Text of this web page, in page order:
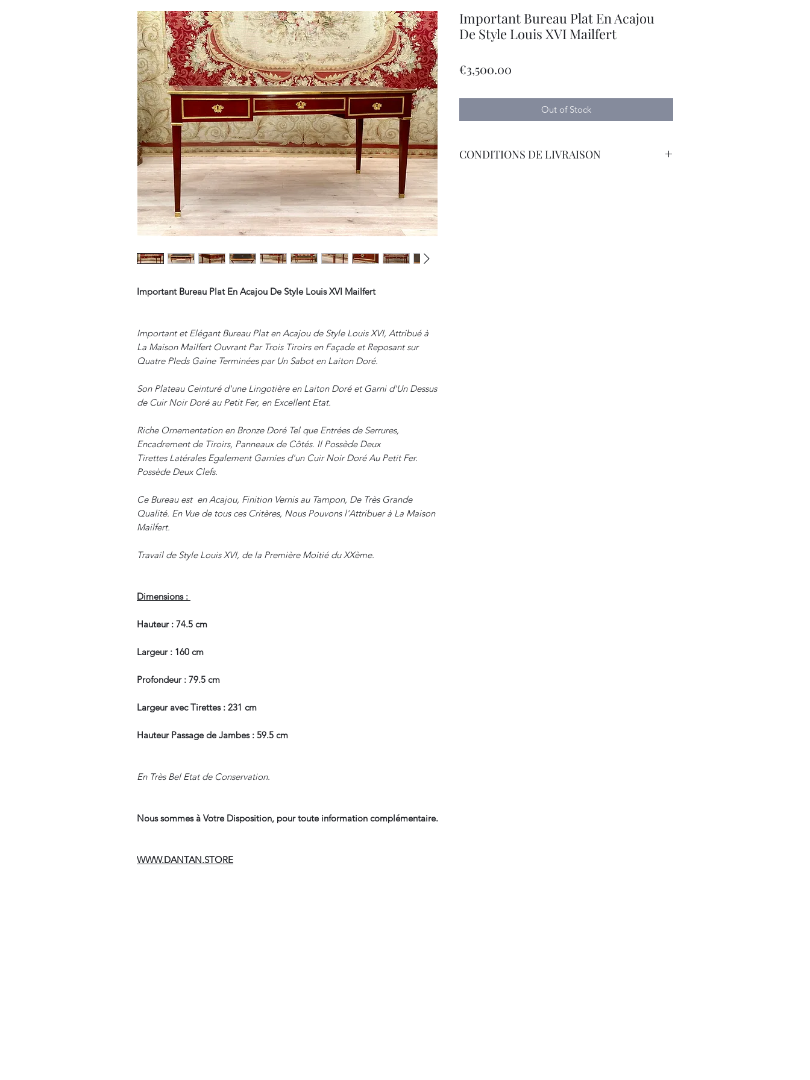
Important Bureau Plat En Acajou De Style Louis XVI Mailfert
Important et Elégant Bureau Plat en Acajou de Style Louis XVI, Attribué à
La Maison Mailfert Ouvrant Par Trois Tiroirs en Façade et Reposant sur
Quatre PIeds Gaine Terminées par Un Sabot en Laiton Doré.
Son Plateau Ceinturé d'une Lingotière en Laiton Doré et Garni d'Un Dessus
de Cuir Noir Doré au Petit Fer, en Excellent Etat.
Riche Ornementation en Bronze Doré Tel que Entrées de Serrures,
Encadrement de Tiroirs, Panneaux de Côtés. Il Possède Deux
Tirettes Latérales Egalement Garnies d'un Cuir Noir Doré Au Petit Fer.
Possède Deux Clefs.
Ce Bureau est en Acajou, Finition Vernis au Tampon, De Très Grande
Qualité. En Vue de tous ces Critères, Nous Pouvons l'Attribuer à La Maison
Mailfert.
Travail de Style Louis XVI, de la Première Moitié du XXème.
Dimensions :
Hauteur : 74.5 cm
Largeur : 160 cm
Profondeur : 79.5 cm
Largeur avec Tirettes : 231 cm
Hauteur Passage de Jambes : 59.5 cm
En Très Bel Etat de Conservation.
Nous sommes à Votre Disposition, pour toute information complémentaire.
WWW.DANTAN.STORE
Important Bureau Plat En Acajou
De Style Louis XVI Mailfert
€3,500.00
Out of Stock
CONDITIONS DE LIVRAISON